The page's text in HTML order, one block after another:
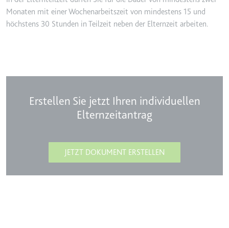
Monaten mit einer Wochenarbeitszeit von mindestens 15 und
höchstens 30 Stunden in Teilzeit neben der Elternzeit arbeiten.
Erstellen Sie jetzt Ihren individuellen
Elternzeitantrag
JETZT DOKUMENT ERSTELLEN